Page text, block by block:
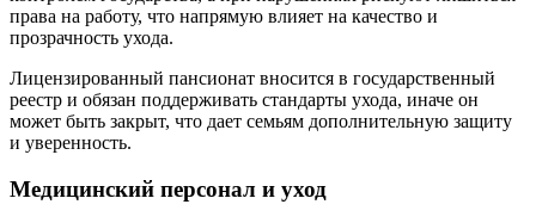
права на работу, что напрямую влияет на качество и
прозрачность ухода.
Лицензированный пансионат вносится в государственный
реестр и обязан поддерживать стандарты ухода, иначе он
может быть закрыт, что дает семьям дополнительную защиту
и уверенность.
Медицинский персонал и уход